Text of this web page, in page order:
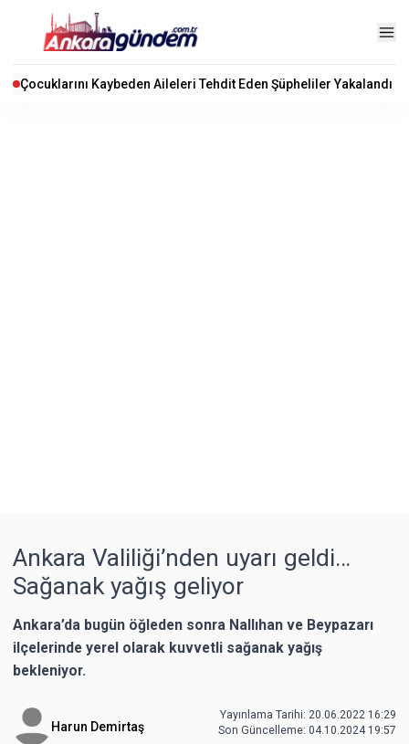
Çocuklarını Kaybeden Aileleri Tehdit Eden Şüpheliler Yakalandı
Ankara Valiliği’nden uyarı geldi…
Sağanak yağış geliyor
Ankara’da bugün öğleden sonra Nallıhan ve Beypazarı
ilçelerinde yerel olarak kuvvetli sağanak yağış
bekleniyor.
Harun Demirtaş
Yayınlama Tarihi: 20.06.2022 16:29
Son Güncelleme: 04.10.2024 19:57